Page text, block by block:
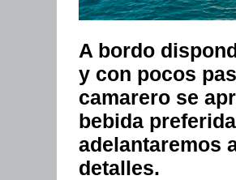
A bordo
y con pocos
camarero se
bebida
adelantaremos
detalles.